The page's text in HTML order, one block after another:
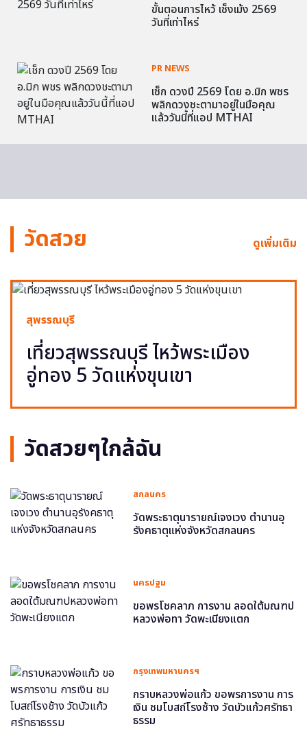
ขั้นตอนการไหว้ เช็งเม้ง 2569
วันที่เท่าไหร่
PR NEWS
เช็ก ดวงปี 2569 โดย อ.มิก พชร
พลิกดวงชะตามาอยู่ในมือคุณ
แล้ววันนี้ที่แอป MTHAI
วัดสวย ดูเพิ่มเติม
สุพรรณบุรี
เที่ยวสุพรรณบุรี ไหว้พระเมือง
อู่ทอง 5 วัดแห่งขุนเขา
วัดสวยๆใกล้ฉัน
สกลนคร
วัดพระธาตุนารายณ์เจงเวง ตำนานอุ
รังคธาตุแห่งจังหวัดสกลนคร
นครปฐม
ขอพรโชคลาภ การงาน ลอดใต้มณฑป
หลวงพ่อทา วัดพะเนียงแตก
กรุงเทพมหานครฯ
กราบหลวงพ่อแก้ว ขอพรการงาน การ
เงิน ชมโบสถ์โรงช้าง วัดบัวแก้วศรัทธา
ธรรม